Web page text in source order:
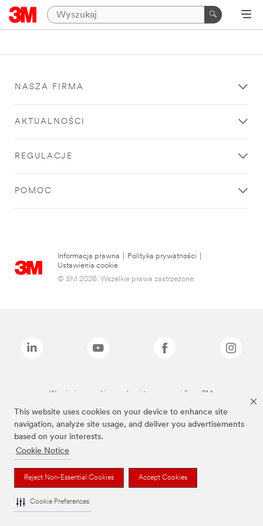
This website uses cookies on your device to enhance site
navigation, analyze site usage, and deliver you advertisements
based on your interests.
Cookie Notice
Reject Non-Essential Cookies Accept Cookies
Cookie Preferences
NASZA FIRMA
AKTUALNOŚCI
REGULACJE
POMOC
Informacja prawna Polityka prywatności
Ustawienia cookie
© 3M 2026. Wszelkie prawa zastrzeżone.
Wymienione marki są znakami towarowymi firmy 3M.